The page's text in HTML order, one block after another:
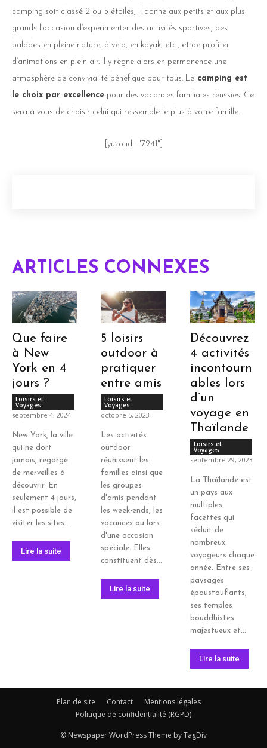
camping soit classé 2 ou 5 étoiles, il donne aux petits et aux plus
grands l’occasion d’expérimenter des activités sportives, des
balades en pleine nature, à vélo, en kayak, etc., et de profiter
d’animations en plein air. Il y règne alors en permanence une
atmosphère de convivialité bénéfique pour tous. Le camping est
le choix par excellence pour des vacances familiales réussies. Ce
sera à vous de choisir celui qui ressemble le plus à votre famille.
[yuzo id="7241"]
ARTICLES CONNEXES
Que faire
à New
York en 4
jours ?
Loisirs et
Voyages
septembre 4, 2024
New York, la ville
qui ne dort
jamais, regorge
de merveilles à
découvrir. En
seulement 4 jours,
il est possible de
visiter les sites...
Lire la suite
5 loisirs
outdoor à
pratiquer
entre amis
Loisirs et
Voyages
octobre 5, 2023
Les activités
outdoor
réunissent les
familles ainsi que
les groupes
d'amis pendant
les week-ends, les
vacances ou lors
d'une occasion
spéciale. Elles
constituent dès...
Lire la suite
Découvrez
4 activités
incontourn
ables lors
d’un
voyage en
Thaïlande
Loisirs et
Voyages
septembre 29, 2023
La Thaïlande est
un pays aux
multiples
facettes qui
séduit de
nombreux
voyageurs chaque
année. Entre ses
paysages
époustouflants,
ses temples
bouddhistes
majestueux et...
Lire la suite
Plan de site Contact
Mentions légales
Politique de confidentialité (RGPD)
© Newspaper WordPress Theme by TagDiv